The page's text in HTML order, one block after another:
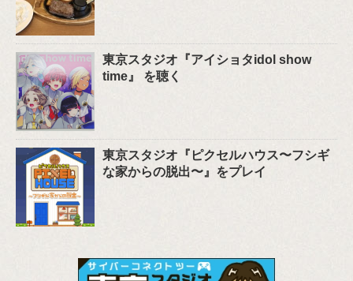
東京スタジオ『アイショタidol show
time』 を聴く
東京スタジオ『ピクセルハウス〜フシギ
な家からの脱出〜』をプレイ